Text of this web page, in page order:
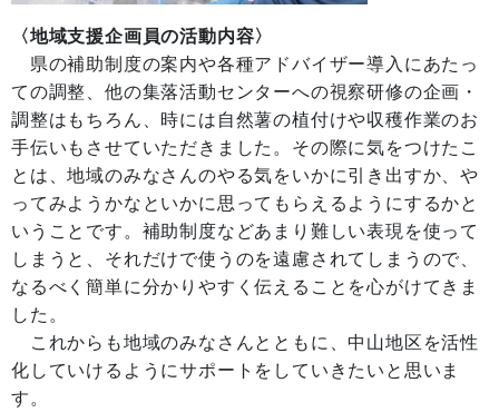
〈地域支援企画員の活動内容〉
県の補助制度の案内や各種アドバイザー導入にあたっ
ての調整、他の集落活動センターへの視察研修の企画・
調整はもちろん、時には自然薯の植付けや収穫作業のお
手伝いもさせていただきました。その際に気をつけたこ
とは、地域のみなさんのやる気をいかに引き出すか、や
ってみようかなといかに思ってもらえるようにするかと
いうことです。補助制度などあまり難しい表現を使って
しまうと、それだけで使うのを遠慮されてしまうので、
なるべく簡単に分かりやすく伝えることを心がけてきま
した。
これからも地域のみなさんとともに、中山地区を活性
化していけるようにサポートをしていきたいと思いま
す。